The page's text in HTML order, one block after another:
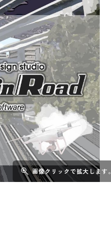
画像クリックで拡大します。